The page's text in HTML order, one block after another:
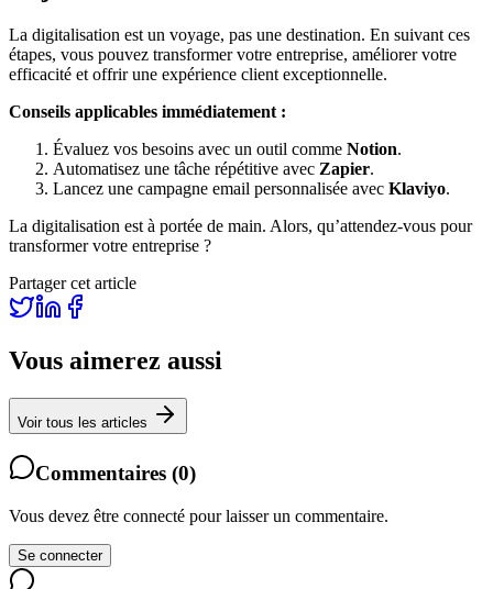
La digitalisation est un voyage, pas une destination. En suivant ces
étapes, vous pouvez transformer votre entreprise, améliorer votre
efficacité et offrir une expérience client exceptionnelle.
Conseils applicables immédiatement :
Évaluez vos besoins avec un outil comme Notion.
Automatisez une tâche répétitive avec Zapier.
Lancez une campagne email personnalisée avec Klaviyo.
La digitalisation est à portée de main. Alors, qu’attendez-vous pour
transformer votre entreprise ?
Partager cet article
Vous aimerez aussi
Voir tous les articles
Commentaires (0)
Vous devez être connecté pour laisser un commentaire.
Se connecter